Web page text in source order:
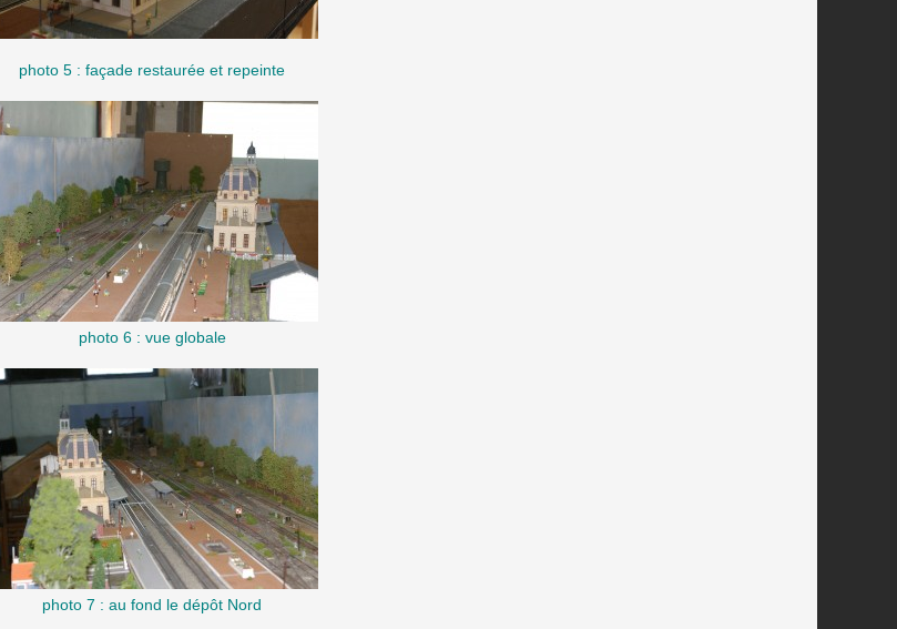
photo 5 : façade restaurée et repeinte
photo 6 : vue globale
photo 7 : au fond le dépôt Nord